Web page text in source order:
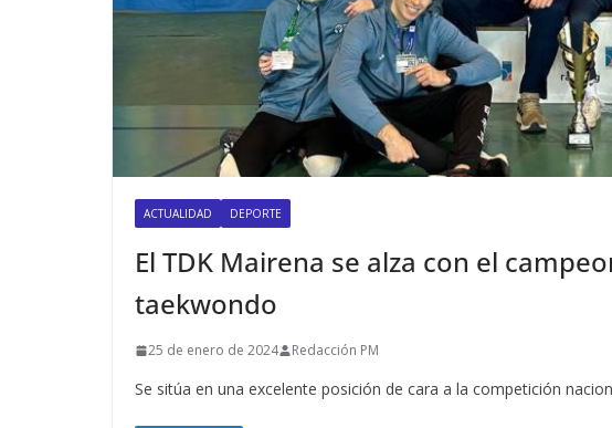
ACTUALIDAD DEPORTE
El TDK Mairena se alza con el
taekwondo
25 de enero de 2024 Redacción PM
Se sitúa en una excelente posición de cara a la competición